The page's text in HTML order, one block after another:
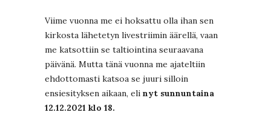
Viime vuonna me ei hoksattu olla ihan sen
kirkosta lähetetyn livestriimin äärellä, vaan
me katsottiin se taltiointina seuraavana
päivänä. Mutta tänä vuonna me ajateltiin
ehdottomasti katsoa se juuri silloin
ensiesityksen aikaan, eli nyt sunnuntaina
12.12.2021 klo 18.